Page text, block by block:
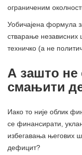
ограниченим
Уобичајена формула
стварање независних
техничко (а не
А зашто не
смањити
Иако то није облик
се финансирати,
избегавања његових
дефицит?